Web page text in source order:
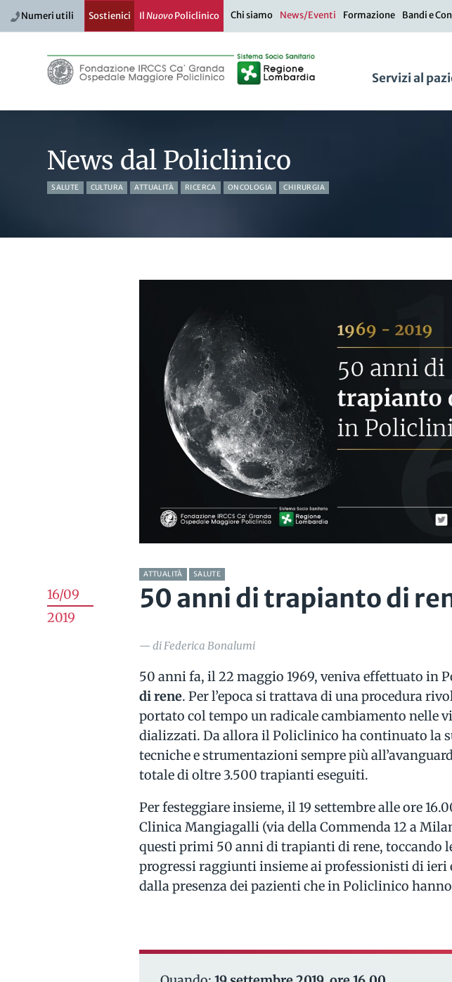
Numeri utili Sostienici IlNuovoPoliclinico Chi siamo News/Eventi Formazione Bandi e
Servizi al
News dal Policlinico
SALUTE CULTURA ATTUALITÀ RICERCA ONCOLOGIA CHIRURGIA
16/09
2019
ATTUALITÀ SALUTE
50 anni di trapianto di
— di Federica Bonalumi
50 anni fa, il 22 maggio 1969, veniva effettuato in
di rene. Per l’epoca si trattava di una procedura
portato col tempo un radicale cambiamento nelle
dializzati. Da allora il Policlinico ha continuato la
tecniche e strumentazioni sempre più
totale di oltre 3.500 trapianti eseguiti.
Per festeggiare insieme, il 19 settembre alle ore
Clinica Mangiagalli (via della Commenda 12 a
questi primi 50 anni di trapianti di rene, toccando
progressi raggiunti insieme ai professionisti di
dalla presenza dei pazienti che in Policlinico